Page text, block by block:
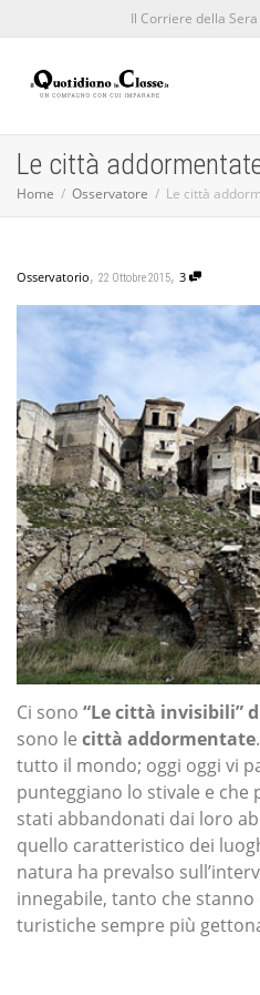
Il Corriere della Sera
Le città
Home Osservatore Le città
Osservatorio, 22 Ottobre 2015, 3
Ci sono “Le città invisibili”
sono le città addormentate
tutto il mondo; oggi oggi vi
punteggiano lo stivale e che
stati abbandonati dai loro
quello caratteristico dei
natura ha prevalso
innegabile, tanto che
turistiche sempre più